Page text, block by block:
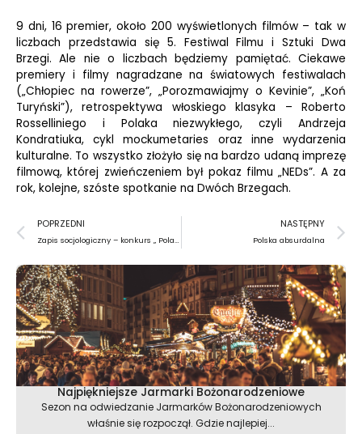
9 dni, 16 premier, około 200 wyświetlonych filmów – tak w
liczbach przedstawia się 5. Festiwal Filmu i Sztuki Dwa
Brzegi. Ale nie o liczbach będziemy pamiętać. Ciekawe
premiery i filmy nagradzane na światowych festiwalach
(„Chłopiec na rowerze”, „Porozmawiajmy o Kevinie”, „Koń
Turyński”), retrospektywa włoskiego klasyka – Roberto
Rosselliniego i Polaka niezwykłego, czyli Andrzeja
Kondratiuka, cykl mockumetaries oraz inne wydarzenia
kulturalne. To wszystko złożyło się na bardzo udaną imprezę
filmową, której zwieńczeniem był pokaz filmu „NEDs”. A za
rok, kolejne, szóste spotkanie na Dwóch Brzegach.
Prev
POPRZEDNI
Zapis socjologiczny – konkurs „ Polak po pracy”
NASTĘPNY
Polska absurdalna
Najpiękniejsze Jarmarki Bożonarodzeniowe
Sezon na odwiedzanie Jarmarków Bożonarodzeniowych
właśnie się rozpoczął. Gdzie najlepiej...